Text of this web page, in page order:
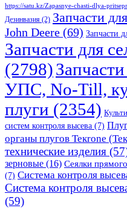
https://satu.kz/Zapasnye-chasti-dlya-
Дезинвазия (2) Запчасти
John Deere (69) Запчасти
Запчасти для
(2798)
УПС, No-Till,
плуги (2354)
систем контроля высева (7)
органы плугов Текrоne
технические изделия
зерновые (16) Сеялки
(7) Система контроля
Система контроля
(59)